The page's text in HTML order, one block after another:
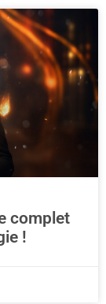
complet
!